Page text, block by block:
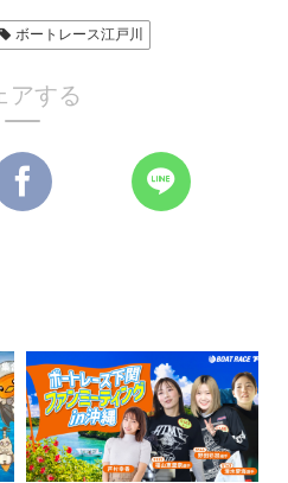
ボートレース江戸川
アする